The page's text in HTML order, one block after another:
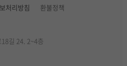
처리방침 환불정책
길 24. 2~4층